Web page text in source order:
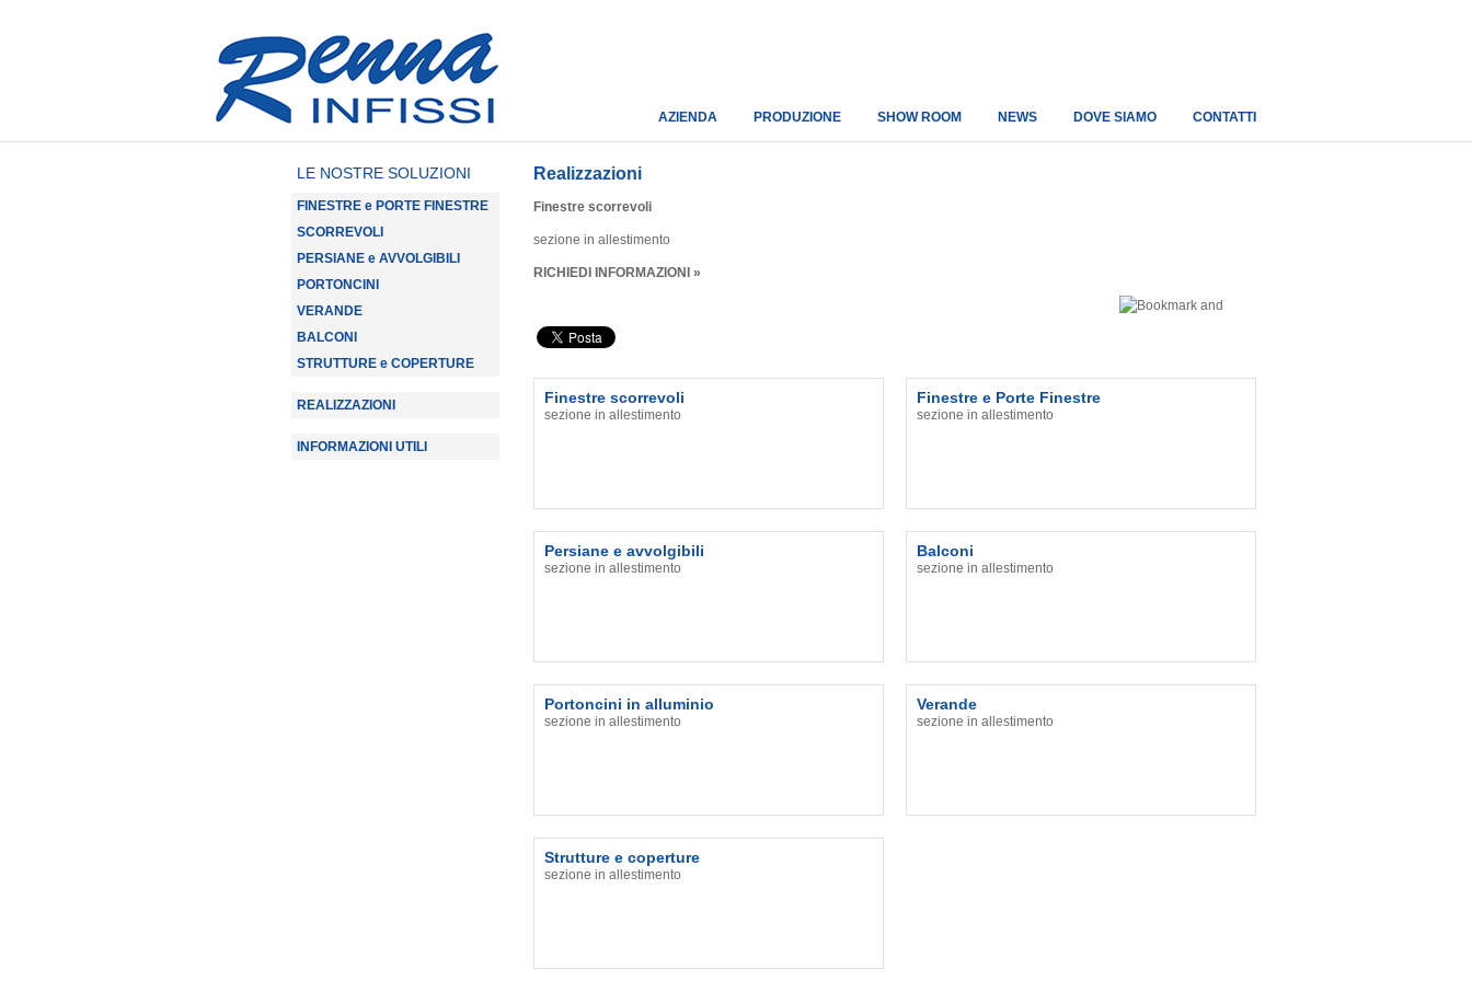
AZIENDA PRODUZIONE SHOW ROOM NEWS DOVE SIAMO CONTATTI
LE NOSTRE SOLUZIONI
FINESTRE e PORTE FINESTRE
SCORREVOLI
PERSIANE e AVVOLGIBILI
PORTONCINI
VERANDE
BALCONI
STRUTTURE e COPERTURE
REALIZZAZIONI
INFORMAZIONI UTILI
Realizzazioni
Finestre scorrevoli
sezione in allestimento
RICHIEDI INFORMAZIONI »
Finestre scorrevoli
sezione in allestimento
Finestre e Porte Finestre
sezione in allestimento
Persiane e avvolgibili
sezione in allestimento
Balconi
sezione in allestimento
Portoncini in alluminio
sezione in allestimento
Verande
sezione in allestimento
Strutture e coperture
sezione in allestimento